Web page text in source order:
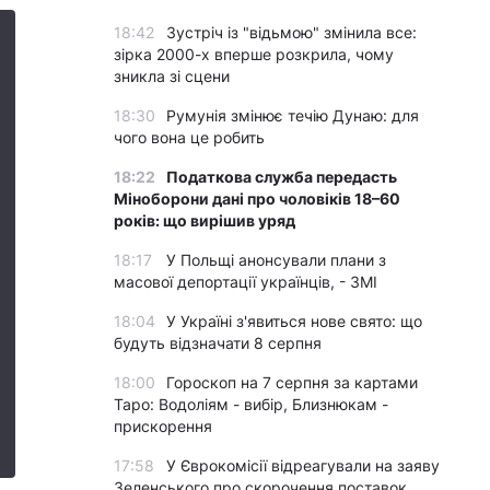
18:42
Зустріч із "відьмою" змінила все:
зірка 2000-х вперше розкрила, чому
зникла зі сцени
18:30
Румунія змінює течію Дунаю: для
чого вона це робить
18:22
Податкова служба передасть
Міноборони дані про чоловіків 18–60
років: що вирішив уряд
18:17
У Польщі анонсували плани з
масової депортації українців, - ЗМІ
18:04
У Україні з'явиться нове свято: що
будуть відзначати 8 серпня
18:00
Гороскоп на 7 серпня за картами
Таро: Водоліям - вибір, Близнюкам -
прискорення
17:58
У Єврокомісії відреагували на заяву